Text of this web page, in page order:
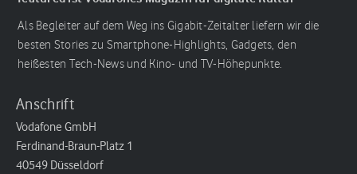
Als Begleiter auf dem Weg ins Gigabit-Zeitalter liefern wir die
besten Stories zu Smartphone-Highlights, Gadgets, den
heißesten Tech-News und Kino- und TV-Höhepunkte.
Anschrift
Vodafone GmbH
Ferdinand-Braun-Platz 1
40549 Düsseldorf